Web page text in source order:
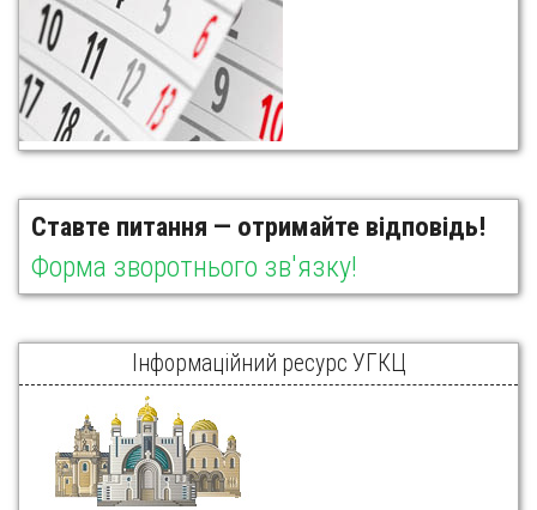
Ставте питання — отримайте відповідь!
Форма зворотнього зв'язку!
Інформаційний ресурс УГКЦ